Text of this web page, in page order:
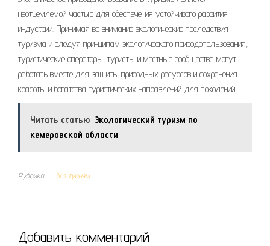
неотъемлемой частью для обеспечения устойчивого развития
индустрии. Принимая во внимание экологические последствия
туризма и следуя принципам экологического природопользования,
туристические операторы, туристы и местные сообщества могут
работать вместе для защиты природных ресурсов и сохранения
красоты и богатства туристических направлений для поколений.
Читать статью Экологический туризм по
кемеровской области
Рубрика Эко туризм
Добавить комментарий